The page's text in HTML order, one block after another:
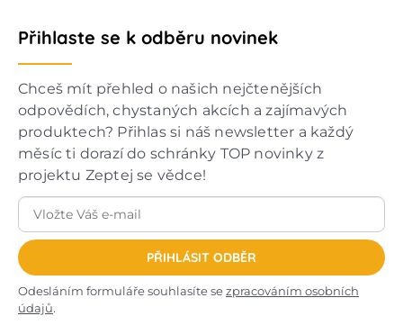
Přihlaste se k odběru novinek
Chceš mít přehled o našich nejčtenějších
odpovědích, chystaných akcích a zajímavých
produktech? Přihlas si náš newsletter a každý
měsíc ti dorazí do schránky TOP novinky z
projektu Zeptej se vědce!
PŘIHLÁSIT ODBĚR
Odesláním formuláře souhlasíte sezpracováním osobních
údajů.